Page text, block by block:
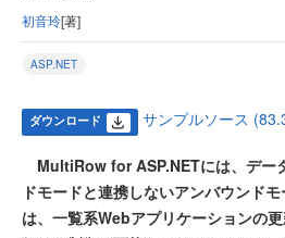
初音玲[著]
ASP.NET
ダウンロード サンプルソース
MultiRow for ASP.NETには、デー
ドモードと連携しないアンバウンド
は、一覧系Webアプリケーションの